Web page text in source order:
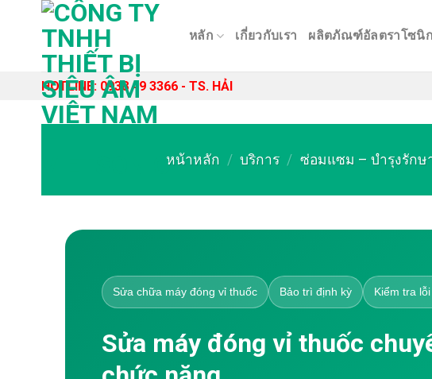
content
หลัก เกี่ยวกับเรา ผลิตภัณฑ์อัลตราโซนิก
HOTLINE: 0938 49 3366 - TS. HẢI
หน้าหลัก / บริการ / ซ่อมแซม – บำรุงรักษ
Sửa chữa máy đóng vỉ thuốc Bảo trì định kỳ Kiểm tra
Sửa máy đóng vỉ thuốc